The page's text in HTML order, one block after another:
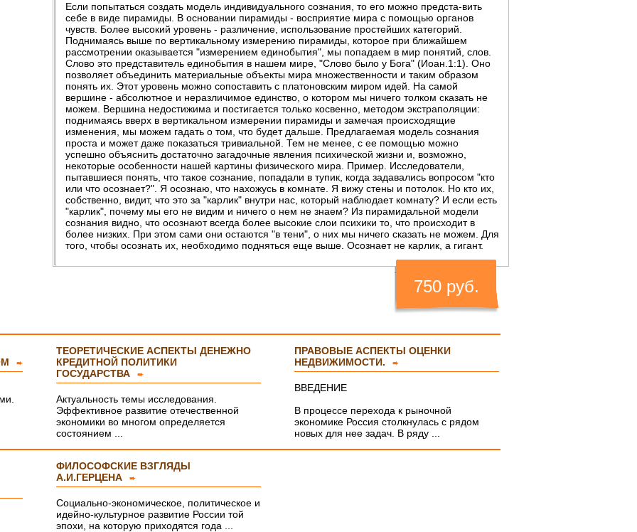
Если попытаться создать модель индивидуального сознания, то его можно предста-вить
себе в виде пирамиды. В основании пирамиды - восприятие мира с помощью органов
чувств. Более высокий уровень - различение, использование простейших категорий.
Поднимаясь выше по вертикальному измерению пирамиды, которое при ближайшем
рассмотрении оказывается "измерением единобытия", мы попадаем в мир понятий, слов.
Слово это представитель единобытия в нашем мире, "Слово было у Бога" (Иоан.1:1). Оно
позволяет объединить материальные объекты мира множественности и таким образом
понять их. Этот уровень можно сопоставить с платоновским миром идей. На самой
вершине - абсолютное и неразличимое единство, о котором мы ничего толком сказать не
можем. Вершина недостижима и постигается только косвенно, методом экстраполяции:
поднимаясь вверх в вертикальном измерении пирамиды и замечая происходящие
изменения, мы можем гадать о том, что будет дальше. Предлагаемая модель сознания
проста и может даже показаться тривиальной. Тем не менее, с ее помощью можно
успешно объяснить достаточно загадочные явления психической жизни и, возможно,
некоторые особенности нашей картины физического мира. Пример. Исследователи,
пытавшиеся понять, что такое сознание, попадали в тупик, когда задавались вопросом "кто
или что осознает?". Я осознаю, что нахожусь в комнате. Я вижу стены и потолок. Но кто их,
собственно, видит, что это за "карлик" внутри нас, который наблюдает комнату? И если есть
"карлик", почему мы его не видим и ничего о нем не знаем? Из пирамидальной модели
сознания видно, что осознают всегда более высокие слои психики то, что происходит в
более низких. При этом сами они остаются "в тени", о них мы ничего сказать не можем. Для
того, чтобы осознать их, необходимо подняться еще выше. Осознает не карлик, а гигант.
750 руб.
➨
ТЕОРЕТИЧЕСКИЕ АСПЕКТЫ ДЕНЕЖНО
КРЕДИТНОЙ ПОЛИТИКИ
ГОСУДАРСТВА
➨
Актуальность темы исследования.
Эффективное развитие отечественной
экономики во многом определяется
состоянием ...
ПРАВОВЫЕ АСПЕКТЫ ОЦЕНКИ
НЕДВИЖИМОСТИ.
➨
ВВЕДЕНИЕ
В процессе перехода к рыночной
экономике Россия столкнулась с рядом
новых для нее задач. В ряду ...
ФИЛОСОФСКИЕ ВЗГЛЯДЫ
А.И.ГЕРЦЕНА
➨
Социально-экономическое, политическое и
идейно-культурное развитие России той
эпохи, на которую приходятся года ...